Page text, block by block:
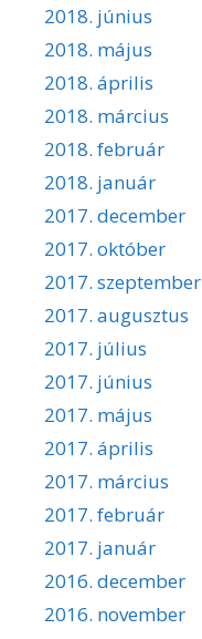
2018. június
2018. május
2018. április
2018. március
2018. február
2018. január
2017. december
2017. október
2017. szeptember
2017. augusztus
2017. július
2017. június
2017. május
2017. április
2017. március
2017. február
2017. január
2016. december
2016. november